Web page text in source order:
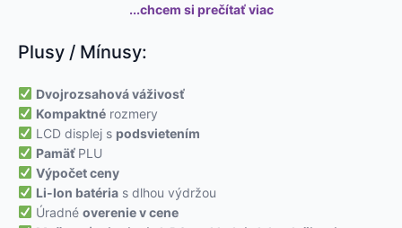
...chcem si prečítať viac
Plusy / Mínusy:
Dvojrozsahová váživosť
Kompaktnérozmery
LCD displej s podsvietením
Pamäť PLU
Výpočet ceny
Li-Ion batérias dlhou výdržou
Úradné overenie v cene